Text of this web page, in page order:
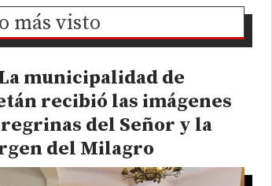
más visto
municipalidad de
recibió las imágenes
del Señor y la
del Milagro